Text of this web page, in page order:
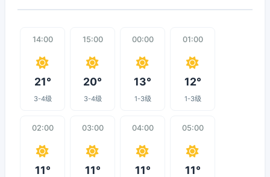
14:00
21°
3-4级
15:00
20°
3-4级
00:00
13°
1-3级
01:00
12°
1-3级
02:00
11°
03:00
11°
04:00
11°
05:00
11°